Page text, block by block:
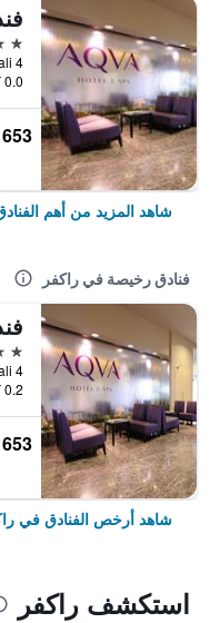
4 نجوم
0.0 كيلومتر عن وسط المدينة
653 ﷼
شاهد المزيد من أهم
فنادق رخيصة في راكفر
4 نجوم
0.2 كيلومتر عن وسط المدينة
653 ﷼
شاهد أرخص الفنادق في
استكشف راكفر